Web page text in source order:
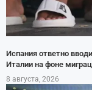
Испания ответно
Италии на фоне
8 августа, 2026